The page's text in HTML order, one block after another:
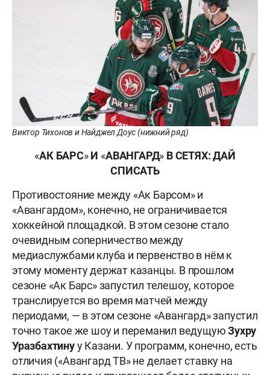
Виктор Тихонов и Найджел Доус (нижний ряд)
«АК БАРС»И «АВАНГАРД» В СЕТЯХ: ДАЙ
СПИСАТЬ
Противостояние между «Ак Барсом» и
«Авангардом», конечно, не ограничивается
хоккейной площадкой. В этом сезоне стало
очевидным соперничество между
медиаслужбами клуба и первенство в нём к
этому моменту держат казанцы. В прошлом
сезоне «Ак Барс» запустил телешоу, которое
транслируется во время матчей между
периодами, — в этом сезоне «Авангард» запустил
точно такое же шоу и переманил ведущуюЗухру
Уразбахтинуу Казани. У программ, конечно, есть
отличия («Авангард ТВ» не делает ставку на